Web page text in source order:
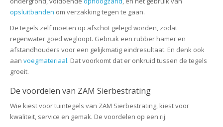
opsluitbanden om verzakking tegen te gaan.
De tegels zelf moeten op afschot gelegd worden, zodat
regenwater goed wegloopt. Gebruik een rubber hamer en
afstandhouders voor een gelijkmatig eindresultaat. En denk ook
aan voegmateriaal. Dat voorkomt dat er onkruid tussen de tegels
groeit.
De voordelen van ZAM Sierbestrating
Wie kiest voor tuintegels van ZAM Sierbestrating, kiest voor
kwaliteit, service en gemak. De voordelen op een rij: